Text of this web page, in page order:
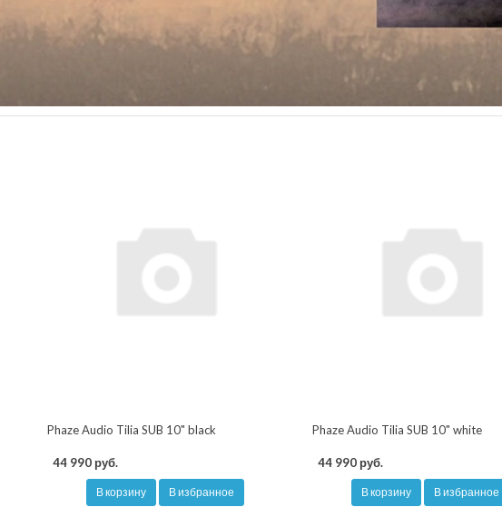
Phaze Audio Tilia SUB 10" black
44 990 руб.
В корзину В избранное
Phaze Audio Tilia SUB 10" white
44 990 руб.
В корзину В избранное